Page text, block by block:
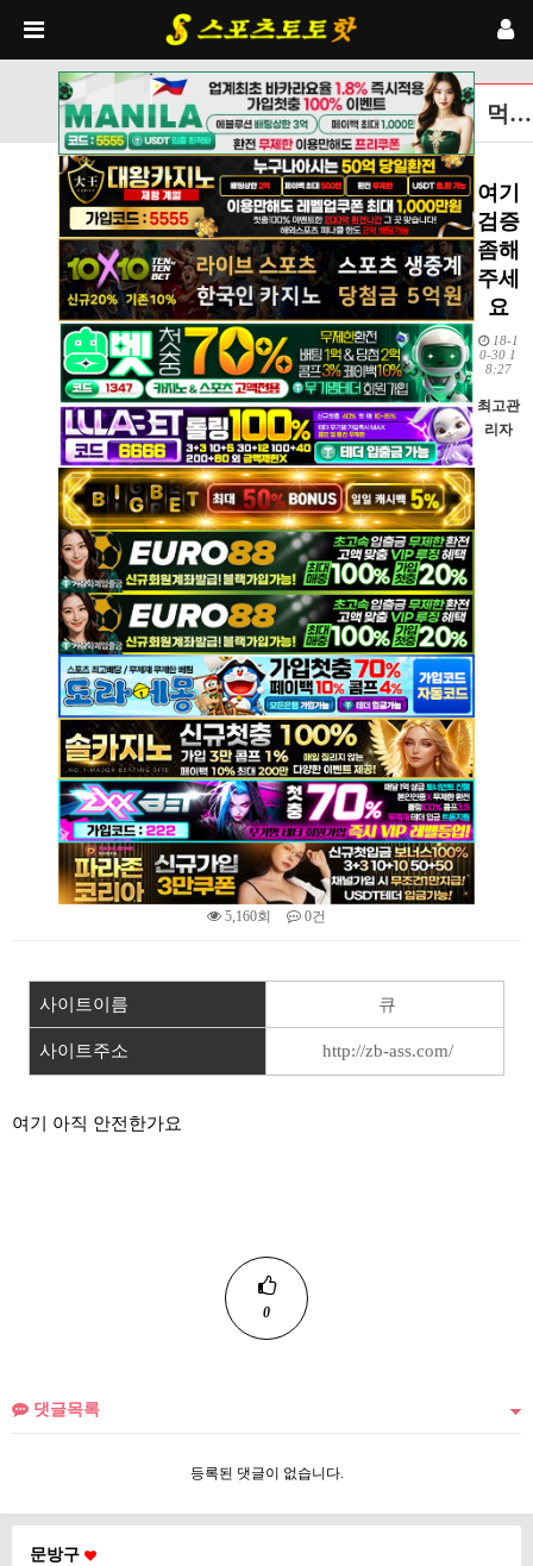
먹튀검증토토사이트 글보기
여기
검증
좀해
주세
요
18-1
0-30 1
8:27
최고관
리자
5,160회 0건
사이트이름 큐
사이트주소 http://zb-ass.com/
여기 아직 안전한가요
0
댓글목록
등록된 댓글이 없습니다.
문방구